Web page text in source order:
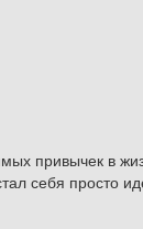
привычек в
себя просто